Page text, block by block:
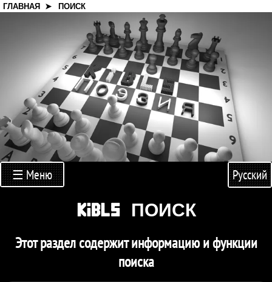
ГЛАВНАЯ ➤ ПОИСК
☰ Меню Русский
KiBLS ПОИСК
Этот раздел содержит информацию и функции
поиска